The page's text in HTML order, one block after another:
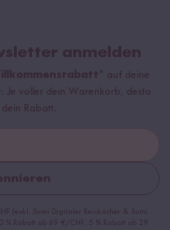
anmelden
auf deine
Je voller dein Warenkorb, desto
dein Rabatt.
(exkl. Sumi Digitaler Reiskocher & Sumi
% Rabatt ab 69 €/CHF, 5 % Rabatt ab 29